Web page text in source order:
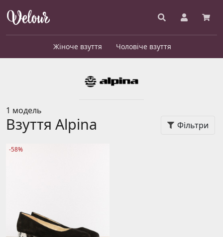
Жіноче взуття Чоловіче взуття
Взуття Alpina
1 модель
Фільтри
-58%